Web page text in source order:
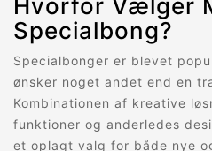
Hvorfor Vælger
Specialbong?
Specialbonger er blevet
ønsker noget andet end en
Kombinationen af kreative
funktioner og anderledes
et oplagt valg for både nye